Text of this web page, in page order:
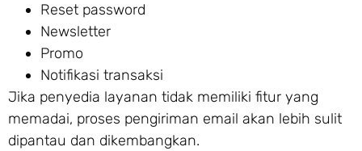
Reset password
Newsletter
Promo
Notifikasi transaksi
Jika penyedia layanan tidak memiliki fitur yang
memadai, proses pengiriman email akan lebih sulit
dipantau dan dikembangkan.